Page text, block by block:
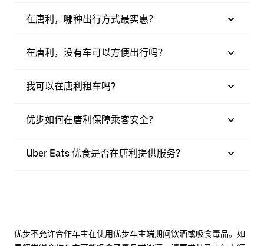
在唐利，哪种出行方式最实惠？
在唐利，没有车可以方便出行吗？
我可以在唐利租车吗?
优步如何在唐利保障乘客安全？
Uber Eats 优食是否在唐利提供服务？
优步不允许合作车主在使用优步车主端期间饮酒或吸食毒品。如